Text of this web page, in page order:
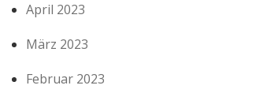
April 2023
März 2023
Februar 2023